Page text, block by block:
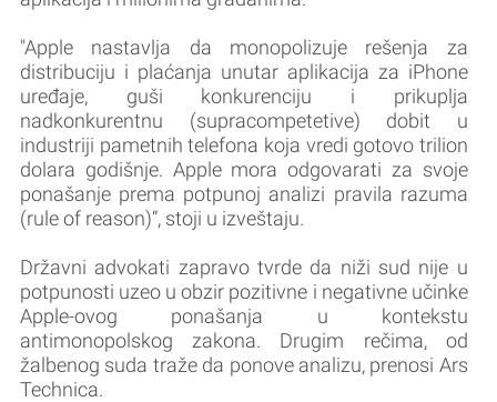
"Apple nastavlja da monopolizuje rešenja za
distribuciju i plaćanja unutar aplikacija za iPhone
uređaje, guši konkurenciju i prikuplja
nadkonkurentnu (supracompetetive) dobit u
industriji pametnih telefona koja vredi gotovo trilion
dolara godišnje. Apple mora odgovarati za svoje
ponašanje prema potpunoj analizi pravila razuma
(rule of reason)“, stoji u izveštaju.
Državni advokati zapravo tvrde da niži sud nije u
potpunosti uzeo u obzir pozitivne i negativne učinke
Apple-ovog ponašanja u kontekstu
antimonopolskog zakona. Drugim rečima, od
žalbenog suda traže da ponove analizu, prenosi Ars
Technica.